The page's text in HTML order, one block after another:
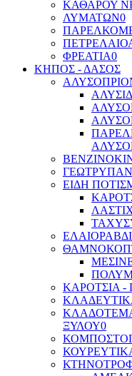
ΚΑΘΑΡΟΥ
ΛΥΜΑΤΩΝ0
ΦΡΕΑΤΙΑ0
ΚΗΠΟΣ - ΔΑΣΟΣ
ΕΙΔΗ
ΚΑΡΟΤΣΙΑ -
ΞΥΛΟΥ0